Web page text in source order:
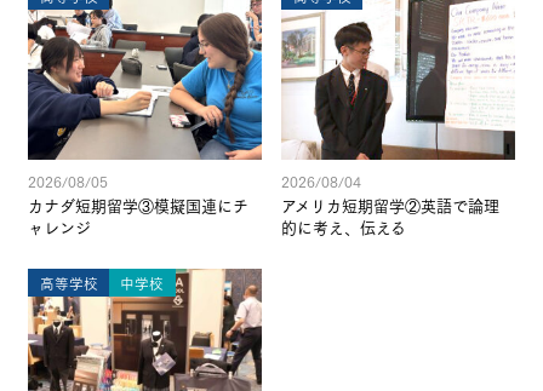
2026/08/05
カナダ短期留学③模擬国連にチ
ャレンジ
2026/08/04
アメリカ短期留学②英語で論理
的に考え、伝える
高等学校 中学校